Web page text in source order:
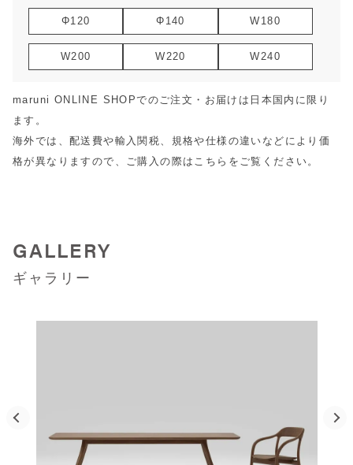
Φ120 Φ140 W180
W200 W220 W240
maruni ONLINE SHOPでのご注文・お届けは日本国内に限り
ます。
海外では、配送費や輸入関税、規格や仕様の違いなどにより価
格が異なりますので、ご購入の際は こちら をご覧ください。
GALLERY
ギャラリー